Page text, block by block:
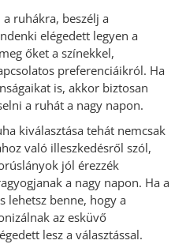
ruhákra, beszélj a
elégedett legyen a
őket a színekkel,
preferenciáikról. Ha
is, akkor biztosan
a ruhát a nagy napon.
kiválasztása tehát nemcsak
való illeszkedésről szól,
jól érezzék
a nagy napon. Ha a
lehetsz benne, hogy a
az esküvő
lesz a választással.